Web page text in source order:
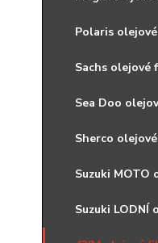
Polaris
Sachs olejové
Sea Doo
Sherco
Suzuki
Suzuki